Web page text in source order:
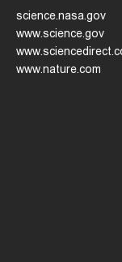
science.nasa.gov
www.science.gov
www.nature.com